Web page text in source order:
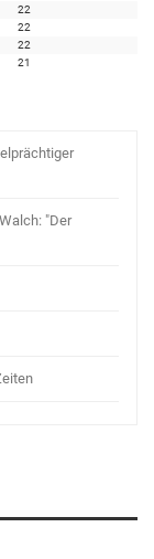
22
22
22
21
"Der